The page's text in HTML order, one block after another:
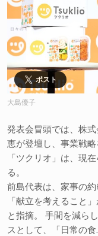
ポスト
大島優子
発表会冒頭では、株
恵が登壇し、事業戦
「ツクリオ」は、現
る。
前島代表は、家事の
「献立を考えること
と指摘。 手間を減ら
スとして、「日常の